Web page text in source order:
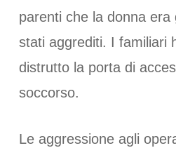
parenti che la donna era
stati aggrediti. I familiari
distrutto la porta di
soccorso.
Le aggressione agli